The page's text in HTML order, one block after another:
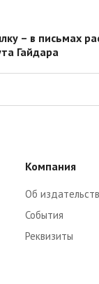
– в письмах
Гайдара
Компания
Об
События
Реквизиты